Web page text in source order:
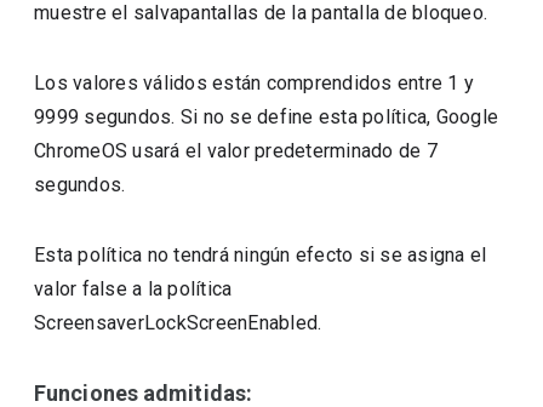
muestre el salvapantallas de la pantalla de bloqueo.
Los valores válidos están comprendidos entre 1 y
9999 segundos. Si no se define esta política, Google
ChromeOS usará el valor predeterminado de 7
segundos.
Esta política no tendrá ningún efecto si se asigna el
valor false a la política
ScreensaverLockScreenEnabled.
Funciones admitidas: